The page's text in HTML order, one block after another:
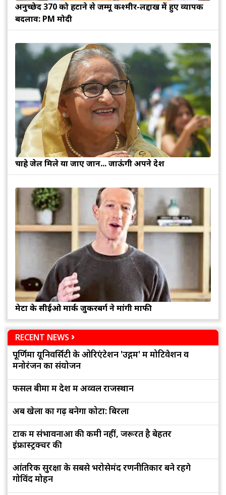
अनुच्छेद 370 को हटाने से जम्मू कश्मीर-लद्दाख में हुए व्यापक
बदलाव: PM मोदी
चाहे जेल मिले या जाए जान... जाऊंगी अपने देश
मेटा के सीईओ मार्क जुकरबर्ग ने मांगी माफी
RECENT NEWS
पूर्णिमा यूनिवर्सिटी के ओरिएंटेशन 'उद्गम' में मोटिवेशन व
मनोरंजन का संयोजन
फसल बीमा में देश में अव्वल राजस्थान
अब खेलों का गढ़ बनेगा कोटा: बिरला
टोंक में संभावनाओं की कमी नहीं, जरूरत है बेहतर
इंफ्रास्ट्रक्चर की
आंतरिक सुरक्षा के सबसे भरोसेमंद रणनीतिकार बने रहेंगे
गोविंद मोहन